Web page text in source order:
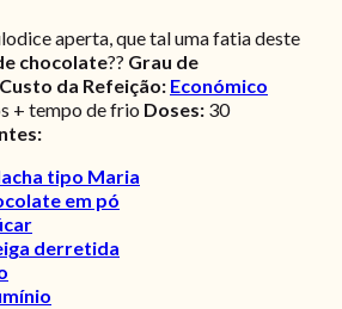
aperta, que tal uma fatia deste
chocolate?? Grau de
Custo da Refeição: Económico
+ tempo de frio Doses: 30
tipo Maria
em pó
derretida